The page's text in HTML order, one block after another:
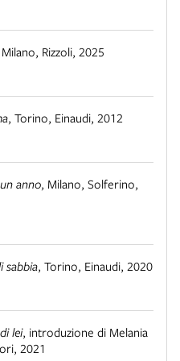
Milano, Rizzoli, 2025
, Torino, Einaudi, 2012
anno, Milano, Solferino,
sabbia, Torino, Einaudi, 2020
lei, introduzione di Melania
, 2021